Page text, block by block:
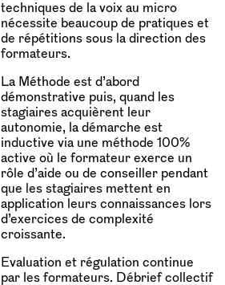
techniques de la voix au micro
nécessite beaucoup de pratiques et
de répétitions sous la direction des
formateurs.
La Méthode est d’abord
démonstrative puis, quand les
stagiaires acquièrent leur
autonomie, la démarche est
inductive via une méthode 100%
active où le formateur exerce un
rôle d’aide ou de conseiller pendant
que les stagiaires mettent en
application leurs connaissances lors
d’exercices de complexité
croissante.
Evaluation et régulation continue
par les formateurs. Débrief collectif